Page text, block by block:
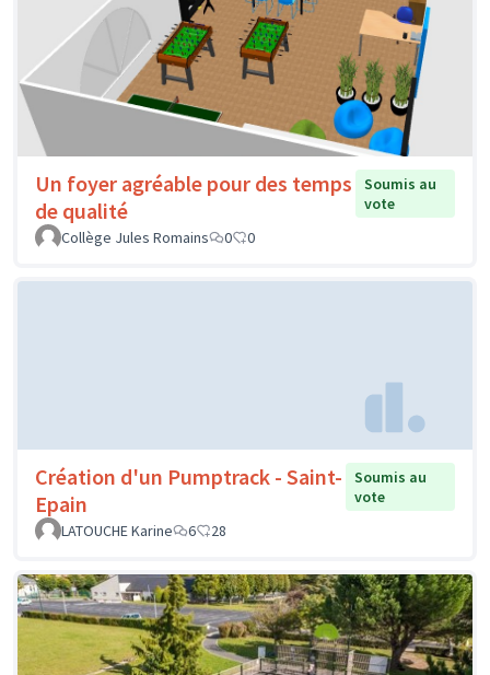
Un foyer agréable pour des temps
de qualité
Soumis au
vote
Collège Jules Romains
0 0
Création d'un Pumptrack - Saint-
Epain
Soumis au
vote
LATOUCHE Karine
6 28